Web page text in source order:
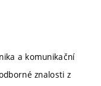
a komunikační
znalosti z